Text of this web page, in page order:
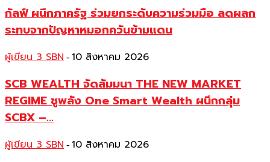
กัลฟ์ ผนึกภาครัฐ ร่วมยกระดับความร่วมมือ ลดผลก
ระทบจากปัญหาหมอกควันข้ามแดน
ผู้เขียน 3 SBN - 10 สิงหาคม 2026
SCB WEALTH จัดสัมมนา THE NEW MARKET
REGIME ชูพลัง One Smart Wealth ผนึกกลุ่ม
SCBX –...
ผู้เขียน 3 SBN - 10 สิงหาคม 2026